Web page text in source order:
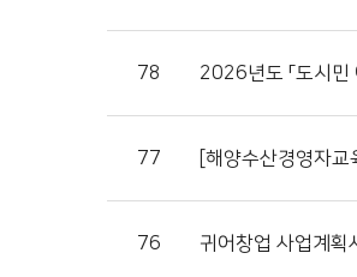
78 2026년도 「도시민
77 [해양수산경영자
76 귀어창업 사업계획